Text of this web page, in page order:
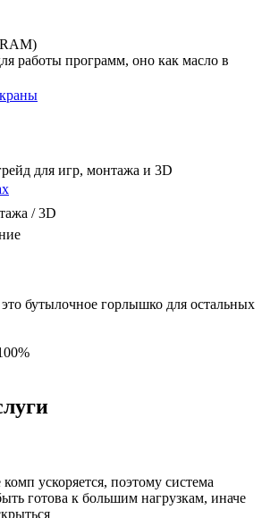
работы программ, оно как масло в
для игр, монтажа и 3D
/ 3D
бутылочное горлышко для остальных
ускоряется, поэтому система
готова к большим нагрузкам, иначе